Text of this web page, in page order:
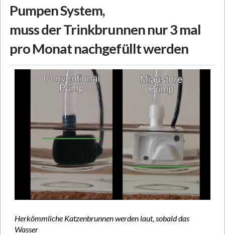
Pumpen System,
muss der Trinkbrunnen nur 3 mal
pro Monat nachgefüllt werden
Herkömmliche Katzenbrunnen werden laut, sobald das
Wasser